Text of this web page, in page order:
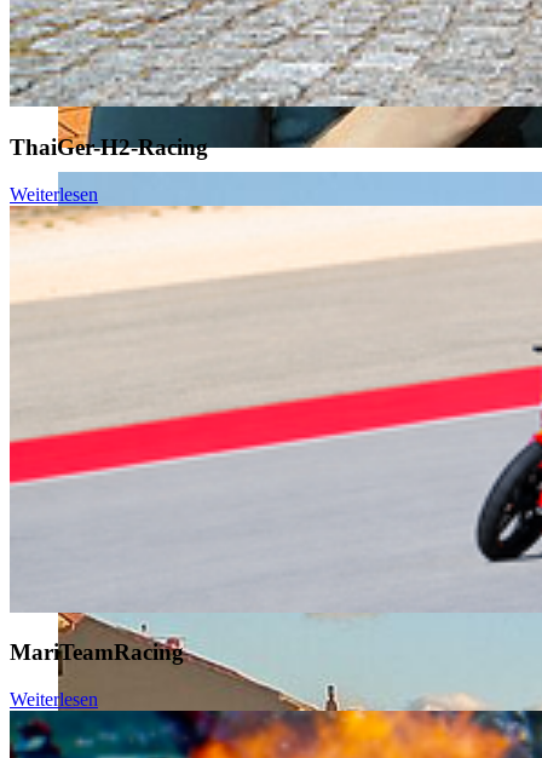
ThaiGer-H2-Racing
Weiterlesen
MariTeamRacing
Weiterlesen